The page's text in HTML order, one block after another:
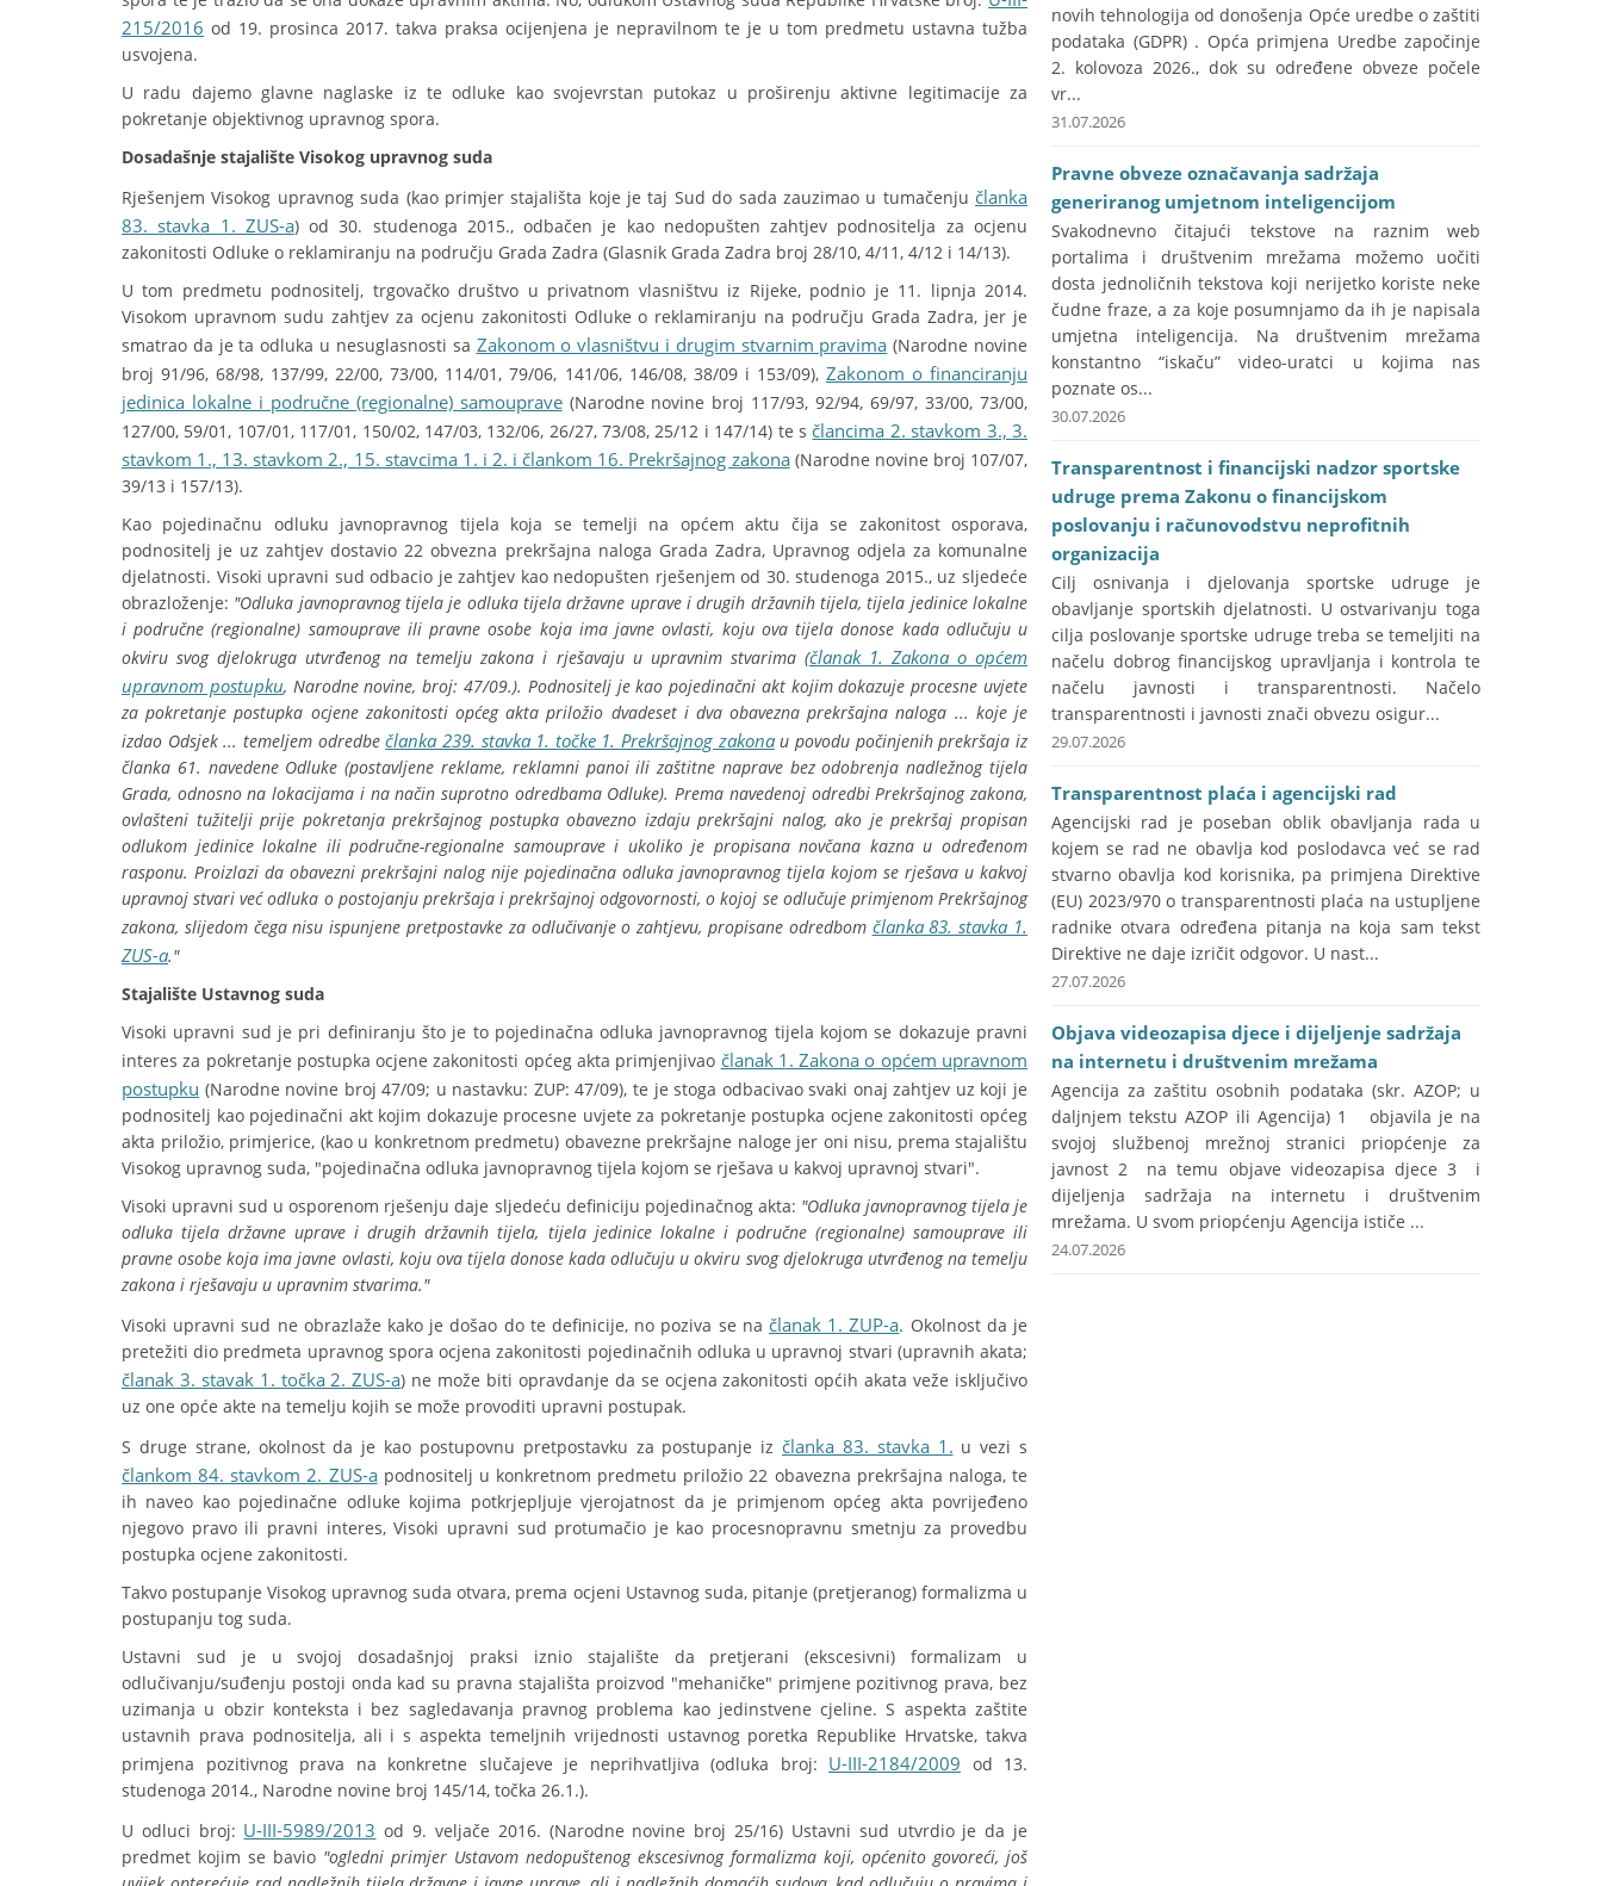
215/2016 od 19. prosinca 2017. takva praksa ocijenjena je nepravilnom te je u tom predmetu ustavna tužba
usvojena.
U radu dajemo glavne naglaske iz te odluke kao svojevrstan putokaz u proširenju aktivne legitimacije za
pokretanje objektivnog upravnog spora.
Dosadašnje stajalište Visokog upravnog suda
Rješenjem Visokog upravnog suda (kao primjer stajališta koje je taj Sud do sada zauzimao u tumačenju članka
83. stavka 1. ZUS-a) od 30. studenoga 2015., odbačen je kao nedopušten zahtjev podnositelja za ocjenu
zakonitosti Odluke o reklamiranju na području Grada Zadra (Glasnik Grada Zadra broj 28/10, 4/11, 4/12 i 14/13).
U tom predmetu podnositelj, trgovačko društvo u privatnom vlasništvu iz Rijeke, podnio je 11. lipnja 2014.
Visokom upravnom sudu zahtjev za ocjenu zakonitosti Odluke o reklamiranju na području Grada Zadra, jer je
smatrao da je ta odluka u nesuglasnosti sa Zakonom o vlasništvu i drugim stvarnim pravima (Narodne novine
broj 91/96, 68/98, 137/99, 22/00, 73/00, 114/01, 79/06, 141/06, 146/08, 38/09 i 153/09), Zakonom o financiranju
jedinica lokalne i područne (regionalne) samouprave(Narodne novine broj 117/93, 92/94, 69/97, 33/00, 73/00,
127/00, 59/01, 107/01, 117/01, 150/02, 147/03, 132/06, 26/27, 73/08, 25/12 i 147/14) te s člancima 2. stavkom 3., 3.
stavkom 1., 13. stavkom 2., 15. stavcima 1. i 2. i člankom 16. Prekršajnog zakona(Narodne novine broj 107/07,
39/13 i 157/13).
Kao pojedinačnu odluku javnopravnog tijela koja se temelji na općem aktu čija se zakonitost osporava,
podnositelj je uz zahtjev dostavio 22 obvezna prekršajna naloga Grada Zadra, Upravnog odjela za komunalne
djelatnosti. Visoki upravni sud odbacio je zahtjev kao nedopušten rješenjem od 30. studenoga 2015., uz sljedeće
obrazloženje: "Odluka javnopravnog tijela je odluka tijela državne uprave i drugih državnih tijela, tijela jedinice lokalne
i područne (regionalne) samouprave ili pravne osobe koja ima javne ovlasti, koju ova tijela donose kada odlučuju u
okviru svog djelokruga utvrđenog na temelju zakona i rješavaju u upravnim stvarima (članak 1. Zakona o općem
upravnom postupku, Narodne novine, broj: 47/09.). Podnositelj je kao pojedinačni akt kojim dokazuje procesne uvjete
za pokretanje postupka ocjene zakonitosti općeg akta priložio dvadeset i dva obavezna prekršajna naloga ... koje je
izdao Odsjek ... temeljem odredbečlanka 239. stavka 1. točke 1. Prekršajnog zakonau povodu počinjenih prekršaja iz
članka 61. navedene Odluke (postavljene reklame, reklamni panoi ili zaštitne naprave bez odobrenja nadležnog tijela
Grada, odnosno na lokacijama i na način suprotno odredbama Odluke). Prema navedenoj odredbi Prekršajnog zakona,
ovlašteni tužitelji prije pokretanja prekršajnog postupka obavezno izdaju prekršajni nalog, ako je prekršaj propisan
odlukom jedinice lokalne ili područne-regionalne samouprave i ukoliko je propisana novčana kazna u određenom
rasponu. Proizlazi da obavezni prekršajni nalog nije pojedinačna odluka javnopravnog tijela kojom se rješava u kakvoj
upravnoj stvari već odluka o postojanju prekršaja i prekršajnoj odgovornosti, o kojoj se odlučuje primjenom Prekršajnog
zakona, slijedom čega nisu ispunjene pretpostavke za odlučivanje o zahtjevu, propisane odredbom članka 83. stavka 1.
ZUS-a."
Stajalište Ustavnog suda
Visoki upravni sud je pri definiranju što je to pojedinačna odluka javnopravnog tijela kojom se dokazuje pravni
interes za pokretanje postupka ocjene zakonitosti općeg akta primjenjivao članak 1. Zakona o općem upravnom
postupku (Narodne novine broj 47/09; u nastavku: ZUP: 47/09), te je stoga odbacivao svaki onaj zahtjev uz koji je
podnositelj kao pojedinačni akt kojim dokazuje procesne uvjete za pokretanje postupka ocjene zakonitosti općeg
akta priložio, primjerice, (kao u konkretnom predmetu) obavezne prekršajne naloge jer oni nisu, prema stajalištu
Visokog upravnog suda, "pojedinačna odluka javnopravnog tijela kojom se rješava u kakvoj upravnoj stvari".
Visoki upravni sud u osporenom rješenju daje sljedeću definiciju pojedinačnog akta: "Odluka javnopravnog tijela je
odluka tijela državne uprave i drugih državnih tijela, tijela jedinice lokalne i područne (regionalne) samouprave ili
pravne osobe koja ima javne ovlasti, koju ova tijela donose kada odlučuju u okviru svog djelokruga utvrđenog na temelju
zakona i rješavaju u upravnim stvarima."
Visoki upravni sud ne obrazlaže kako je došao do te definicije, no poziva se na članak 1. ZUP-a. Okolnost da je
pretežiti dio predmeta upravnog spora ocjena zakonitosti pojedinačnih odluka u upravnoj stvari (upravnih akata;
članak 3. stavak 1. točka 2. ZUS-a) ne može biti opravdanje da se ocjena zakonitosti općih akata veže isključivo
uz one opće akte na temelju kojih se može provoditi upravni postupak.
S druge strane, okolnost da je kao postupovnu pretpostavku za postupanje iz članka 83. stavka 1. u vezi s
člankom 84. stavkom 2. ZUS-apodnositelj u konkretnom predmetu priložio 22 obavezna prekršajna naloga, te
ih naveo kao pojedinačne odluke kojima potkrjepljuje vjerojatnost da je primjenom općeg akta povrijeđeno
njegovo pravo ili pravni interes, Visoki upravni sud protumačio je kao procesnopravnu smetnju za provedbu
postupka ocjene zakonitosti.
Takvo postupanje Visokog upravnog suda otvara, prema ocjeni Ustavnog suda, pitanje (pretjeranog) formalizma u
postupanju tog suda.
Ustavni sud je u svojoj dosadašnjoj praksi iznio stajalište da pretjerani (ekscesivni) formalizam u
odlučivanju/suđenju postoji onda kad su pravna stajališta proizvod "mehaničke" primjene pozitivnog prava, bez
uzimanja u obzir konteksta i bez sagledavanja pravnog problema kao jedinstvene cjeline. S aspekta zaštite
ustavnih prava podnositelja, ali i s aspekta temeljnih vrijednosti ustavnog poretka Republike Hrvatske, takva
primjena pozitivnog prava na konkretne slučajeve je neprihvatljiva (odluka broj: U-III-2184/2009 od 13.
studenoga 2014., Narodne novine broj 145/14, točka 26.1.).
U odluci broj: U-III-5989/2013 od 9. veljače 2016. (Narodne novine broj 25/16) Ustavni sud utvrdio je da je
predmet kojim se bavio "ogledni primjer Ustavom nedopuštenog ekscesivnog formalizma koji, općenito govoreći, još
novih tehnologija od donošenja Opće uredbe o zaštiti
podataka (GDPR) . Opća primjena Uredbe započinje
2. kolovoza 2026., dok su određene obveze počele
vr...
31.07.2026
Pravne obveze označavanja sadržaja
generiranog umjetnom inteligencijom
Svakodnevno čitajući tekstove na raznim web
portalima i društvenim mrežama možemo uočiti
dosta jednoličnih tekstova koji nerijetko koriste neke
čudne fraze, a za koje posumnjamo da ih je napisala
umjetna inteligencija. Na društvenim mrežama
konstantno “iskaču” video-uratci u kojima nas
poznate os...
30.07.2026
Transparentnost i financijski nadzor sportske
udruge prema Zakonu o financijskom
poslovanju i računovodstvu neprofitnih
organizacija
Cilj osnivanja i djelovanja sportske udruge je
obavljanje sportskih djelatnosti. U ostvarivanju toga
cilja poslovanje sportske udruge treba se temeljiti na
načelu dobrog financijskog upravljanja i kontrola te
načelu javnosti i transparentnosti. Načelo
transparentnosti i javnosti znači obvezu osigur...
29.07.2026
Transparentnost plaća i agencijski rad
Agencijski rad je poseban oblik obavljanja rada u
kojem se rad ne obavlja kod poslodavca već se rad
stvarno obavlja kod korisnika, pa primjena Direktive
(EU) 2023/970 o transparentnosti plaća na ustupljene
radnike otvara određena pitanja na koja sam tekst
Direktive ne daje izričit odgovor. U nast...
27.07.2026
Objava videozapisa djece i dijeljenje sadržaja
na internetu i društvenim mrežama
Agencija za zaštitu osobnih podataka (skr. AZOP; u
daljnjem tekstu AZOP ili Agencija) 1 objavila je na
svojoj službenoj mrežnoj stranici priopćenje za
javnost 2 na temu objave videozapisa djece 3 i
dijeljenja sadržaja na internetu i društvenim
mrežama. U svom priopćenju Agencija ističe ...
24.07.2026